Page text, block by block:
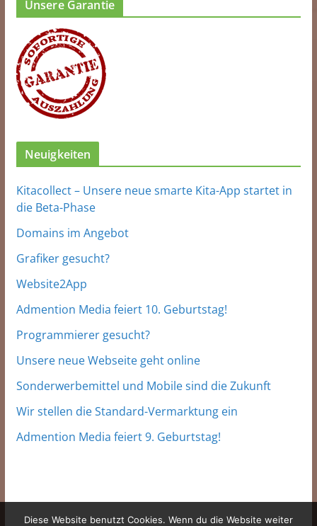
Unsere Garantie
Neuigkeiten
Kitacollect – Unsere neue smarte Kita-App startet in
die Beta-Phase
Domains im Angebot
Grafiker gesucht?
Website2App
Admention Media feiert 10. Geburtstag!
Programmierer gesucht?
Unsere neue Webseite geht online
Sonderwerbemittel und Mobile sind die Zukunft
Wir stellen die Standard-Vermarktung ein
Admention Media feiert 9. Geburtstag!
Diese Website benutzt Cookies. Wenn du die Website weiter